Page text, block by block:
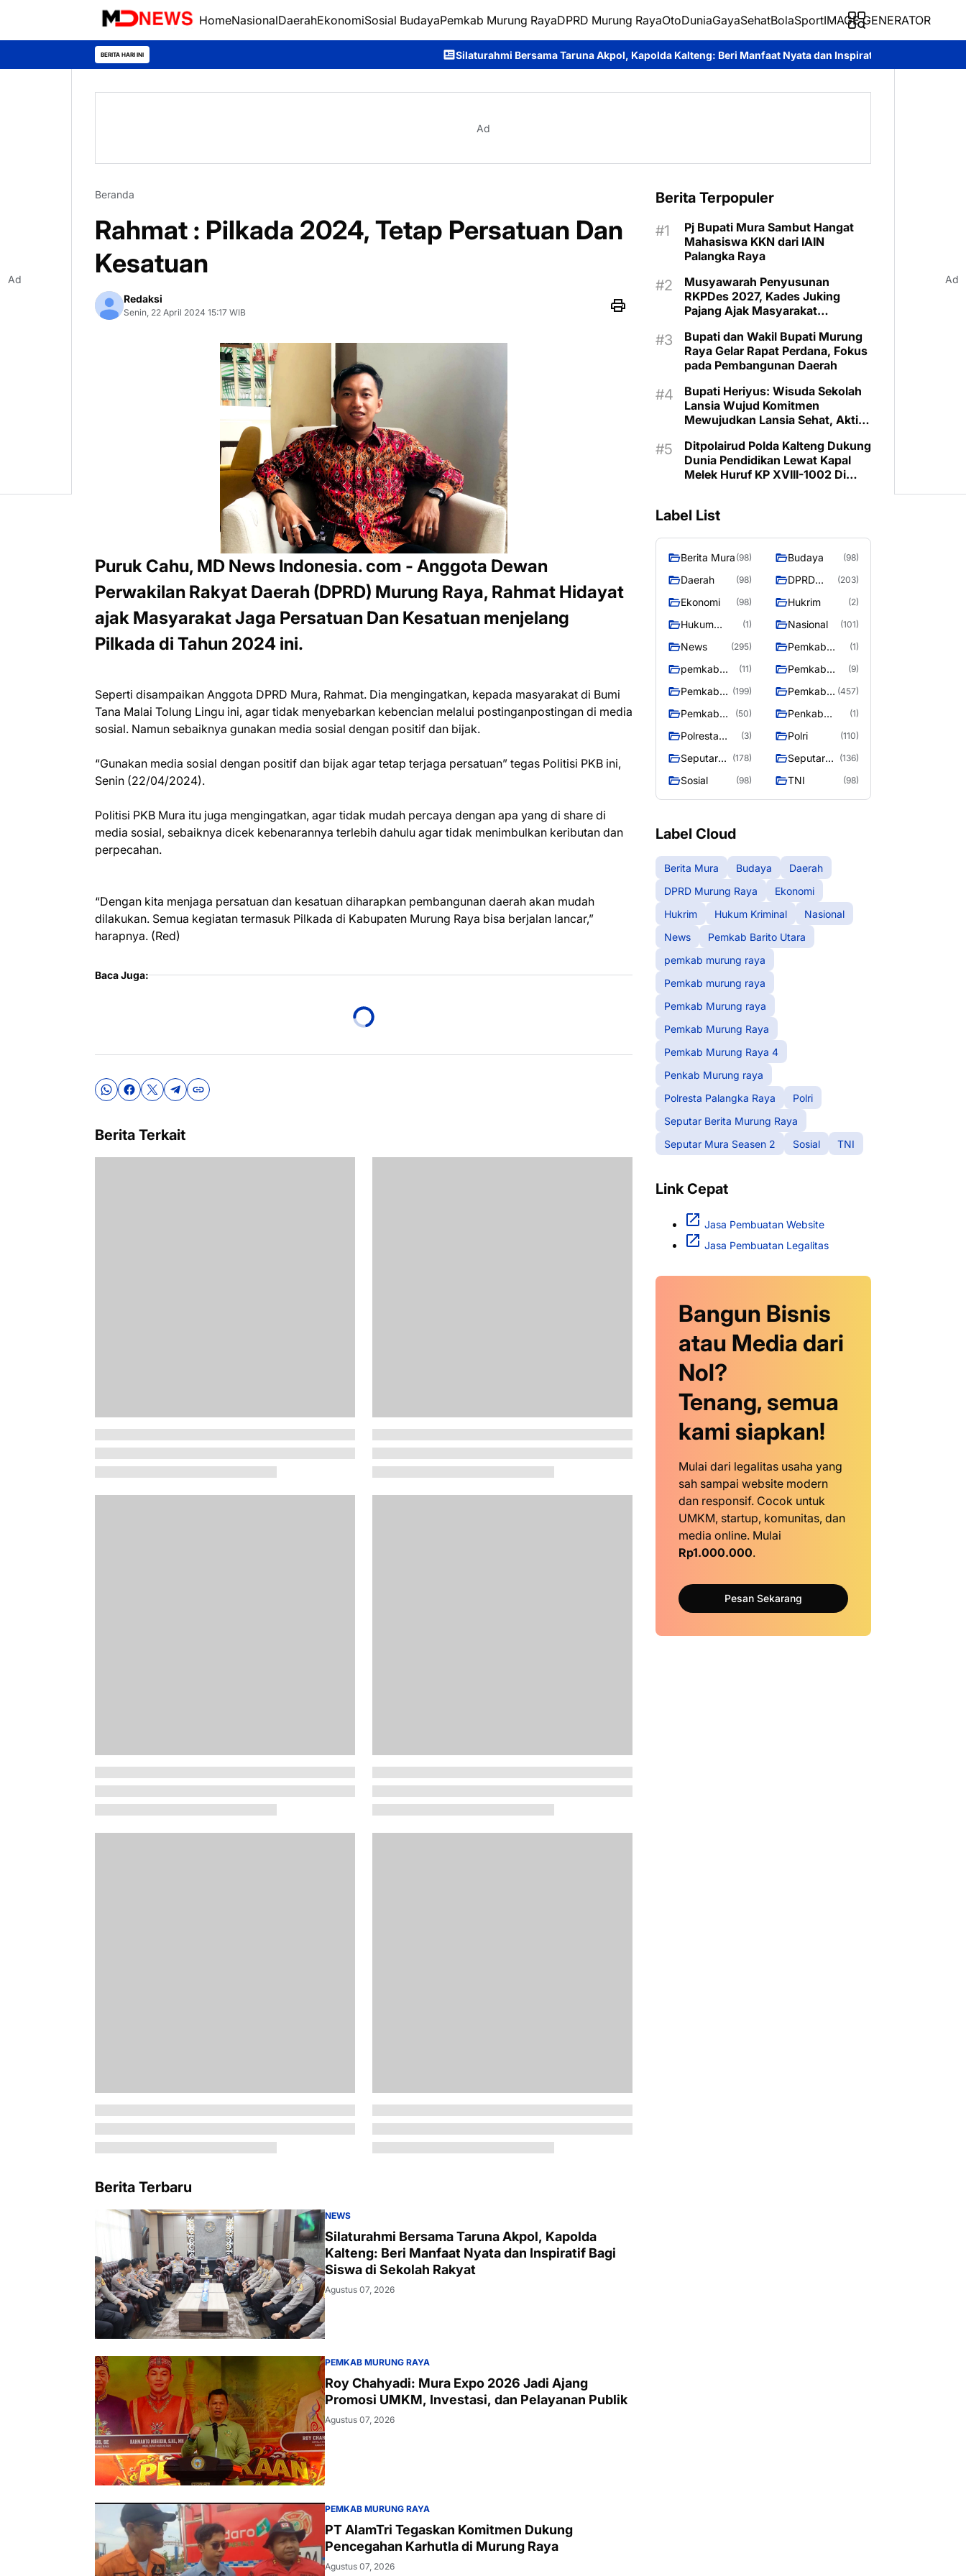
HomeNasionalDaerahEkonomiSosial BudayaPemkab Murung RayaDPRD Murung RayaOtoDuniaGayaSehatBolaSportIMAGE GENERATOR
BERITA HARI INI Silaturahmi Bersama Taruna Akpol, Kapolda Kalteng: Beri Manfaat Nyata dan Inspiratif Bagi Siswa di Sekolah Rakyat
Ad
Beranda
Rahmat : Pilkada 2024, Tetap Persatuan Dan
Kesatuan
Redaksi
Senin, 22 April 2024 15:17 WIB
Puruk Cahu, MD News Indonesia. com - Anggota Dewan
Perwakilan Rakyat Daerah (DPRD) Murung Raya, Rahmat Hidayat
ajak Masyarakat Jaga Persatuan Dan Kesatuan menjelang
Pilkada di Tahun 2024 ini.
Seperti disampaikan Anggota DPRD Mura, Rahmat. Dia mengingatkan, kepada masyarakat di Bumi
Tana Malai Tolung Lingu ini, agar tidak menyebarkan kebencian melalui postinganpostingan di media
sosial. Namun sebaiknya gunakan media sosial dengan positif dan bijak.
“Gunakan media sosial dengan positif dan bijak agar tetap terjaga persatuan” tegas Politisi PKB ini,
Senin (22/04/2024).
Politisi PKB Mura itu juga mengingatkan, agar tidak mudah percaya dengan apa yang di share di
media sosial, sebaiknya dicek kebenarannya terlebih dahulu agar tidak menimbulkan keributan dan
perpecahan.
“Dengan kita menjaga persatuan dan kesatuan diharapkan pembangunan daerah akan mudah
dilakukan. Semua kegiatan termasuk Pilkada di Kabupaten Murung Raya bisa berjalan lancar,”
harapnya. (Red)
Baca Juga:
Berita Terkait
Berita Terbaru
NEWS
Silaturahmi Bersama Taruna Akpol, Kapolda
Kalteng: Beri Manfaat Nyata dan Inspiratif Bagi
Siswa di Sekolah Rakyat
Agustus 07, 2026
PEMKAB MURUNG RAYA
Roy Chahyadi: Mura Expo 2026 Jadi Ajang
Promosi UMKM, Investasi, dan Pelayanan Publik
Agustus 07, 2026
PEMKAB MURUNG RAYA
PT AlamTri Tegaskan Komitmen Dukung
Pencegahan Karhutla di Murung Raya
Agustus 07, 2026
Berita Terpopuler
Pj Bupati Mura Sambut Hangat
Mahasiswa KKN dari IAIN
Palangka Raya
Musyawarah Penyusunan
RKPDes 2027, Kades Juking
Pajang Ajak Masyarakat
Kebutuhan
Bupati dan Wakil Bupati Murung
Raya Gelar Rapat Perdana, Fokus
pada Pembangunan Daerah
Bupati Heriyus: Wisuda Sekolah
Lansia Wujud Komitmen
Mewujudkan Lansia Sehat, Aktif,
Ditpolairud Polda Kalteng Dukung
Dunia Pendidikan Lewat Kapal
Melek Huruf KP XVIII-1002 Di
Label List
Berita Mura (98) Budaya (98)
Daerah (98)
DPRD
Raya
(203)
Ekonomi (98) Hukrim (2)
Hukum
(1) Nasional (101)
News (295)
Pemkab
(1)
pemkab
raya
(11)
Pemkab
murung raya
(9)
Pemkab
raya
(199)
Pemkab
Raya
(457)
Pemkab
Raya 4
(50)
Penkab
Murung raya
(1)
Polresta
Raya
(3) Polri (110)
Seputar
Murung
Raya
(178)
Seputar
Seasen 2
(136)
Sosial (98) TNI (98)
Label Cloud
Berita Mura Budaya
Daerah
DPRD Murung Raya
Ekonomi
Hukrim
Hukum Kriminal
Nasional
News
Pemkab Barito Utara
pemkab murung raya
Pemkab murung raya
Pemkab Murung raya
Pemkab Murung Raya
Pemkab Murung Raya 4
Penkab Murung raya
Polresta Palangka Raya
Polri
Seputar Berita Murung Raya
Seputar Mura Seasen 2
Sosial TNI
Link Cepat
Jasa Pembuatan Website
Jasa Pembuatan Legalitas
Bangun Bisnis
atau Media dari
Nol?
Tenang, semua
kami siapkan!
Mulai dari legalitas usaha yang
sah sampai website modern
dan responsif. Cocok untuk
UMKM, startup, komunitas, dan
media online. Mulai
Rp1.000.000.
Pesan Sekarang
Ad Ad